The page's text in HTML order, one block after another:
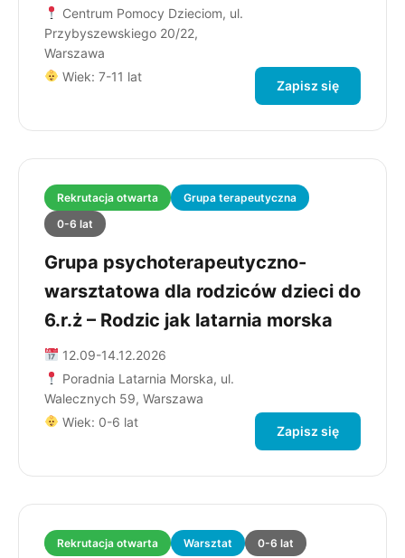
Centrum Pomocy Dzieciom, ul.
Przybyszewskiego 20/22,
Warszawa
Wiek: 7-11 lat
Zapisz się
Rekrutacja otwarta
Grupa terapeutyczna
0-6 lat
Grupa psychoterapeutyczno-
warsztatowa dla rodziców dzieci do
6.r.ż – Rodzic jak latarnia morska
12.09-14.12.2026
Poradnia Latarnia Morska, ul.
Walecznych 59, Warszawa
Wiek: 0-6 lat
Zapisz się
Rekrutacja otwarta Warsztat 0-6 lat